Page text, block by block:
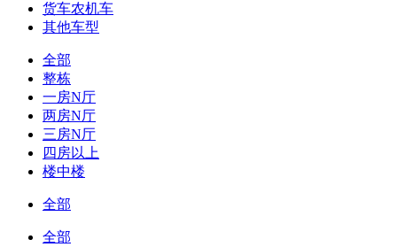
货车农机车
其他车型
全部
整栋
一房N厅
两房N厅
三房N厅
四房以上
楼中楼
全部
全部